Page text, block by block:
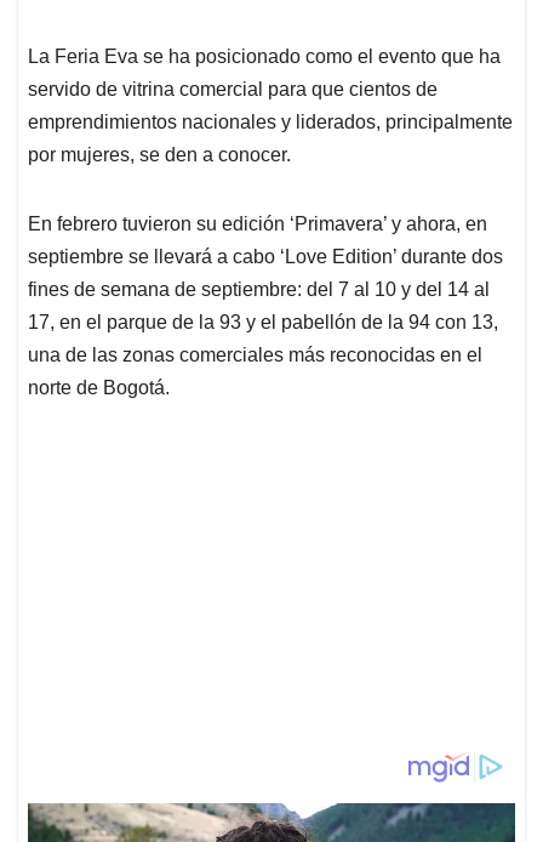
La Feria Eva se ha posicionado como el evento que ha
servido de vitrina comercial para que cientos de
emprendimientos nacionales y liderados, principalmente
por mujeres, se den a conocer.
En febrero tuvieron su edición ‘Primavera’ y ahora, en
septiembre se llevará a cabo ‘Love Edition’ durante dos
fines de semana de septiembre: del 7 al 10 y del 14 al
17, en el parque de la 93 y el pabellón de la 94 con 13,
una de las zonas comerciales más reconocidas en el
norte de Bogotá.